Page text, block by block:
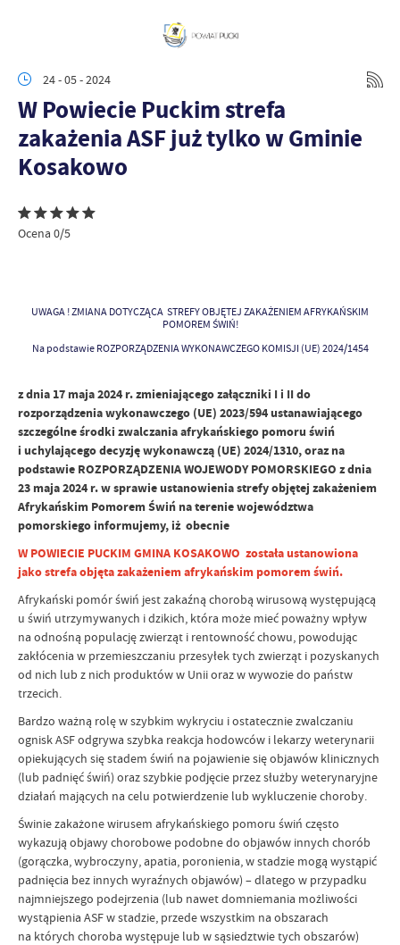
24 - 05 - 2024
W Powiecie Puckim strefa
zakażenia ASF już tylko w Gminie
Kosakowo
Ocena 0/5
UWAGA ! ZMIANA DOTYCZĄCA STREFY OBJĘTEJ ZAKAŻENIEM AFRYKAŃSKIM
POMOREM ŚWIŃ!
Na podstawie ROZPORZĄDZENIA WYKONAWCZEGO KOMISJI (UE) 2024/1454
z dnia 17 maja 2024 r. zmieniającego załączniki I i II do
rozporządzenia wykonawczego (UE) 2023/594 ustanawiającego
szczególne środki zwalczania afrykańskiego pomoru świń
i uchylającego decyzję wykonawczą (UE) 2024/1310, oraz na
podstawie ROZPORZĄDZENIA WOJEWODY POMORSKIEGO z dnia
23 maja 2024 r. w sprawie ustanowienia strefy objętej zakażeniem
Afrykańskim Pomorem Świń na terenie województwa
pomorskiego informujemy, iż obecnie
W POWIECIE PUCKIM GMINA KOSAKOWO została ustanowiona
jako strefa objęta zakażeniem afrykańskim pomorem świń.
Afrykański pomór świń jest zakaźną chorobą wirusową występującą
u świń utrzymywanych i dzikich, która może mieć poważny wpływ
na odnośną populację zwierząt i rentowność chowu, powodując
zakłócenia w przemieszczaniu przesyłek tych zwierząt i pozyskanych
od nich lub z nich produktów w Unii oraz w wywozie do państw
trzecich.
Bardzo ważną rolę w szybkim wykryciu i ostatecznie zwalczaniu
ognisk ASF odgrywa szybka reakcja hodowców i lekarzy weterynarii
opiekujących się stadem świń na pojawienie się objawów klinicznych
(lub padnięć świń) oraz szybkie podjęcie przez służby weterynaryjne
działań mających na celu potwierdzenie lub wykluczenie choroby.
Świnie zakażone wirusem afrykańskiego pomoru świń często
wykazują objawy chorobowe podobne do objawów innych chorób
(gorączka, wybroczyny, apatia, poronienia, w stadzie mogą wystąpić
padnięcia bez innych wyraźnych objawów) – dlatego w przypadku
najmniejszego podejrzenia (lub nawet domniemania możliwości
wystąpienia ASF w stadzie, przede wszystkim na obszarach
na których choroba występuje lub w sąsiedztwie tych obszarów)